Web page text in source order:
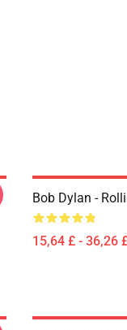
Bob Dylan -
15,64 £ - 36,26